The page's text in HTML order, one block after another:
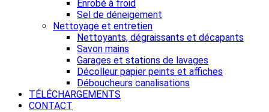
Enrobé à froid
Sel de déneigement
Nettoyage et entretien
Nettoyants, dégraissants et décapants
Savon mains
Garages et stations de lavages
Décolleur papier peints et affiches
Déboucheurs canalisations
TÉLÉCHARGEMENTS
CONTACT